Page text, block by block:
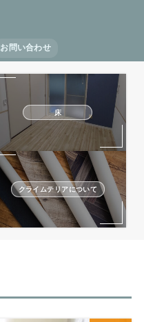
お問い合わせ
床
クライムテリアについて